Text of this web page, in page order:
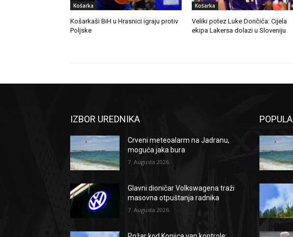
Košarka
Košarkaši BiH u Hrasnici igraju protiv
Poljske
Košarka
Veliki potez Luke Dončića: Cijela
ekipa Lakersa dolazi u Sloveniju
IZBOR UREDNIKA
Crveni meteoalarm na Jadranu,
moguća jaka bura
7. Augusta 2026.
Glavni dioničar Volkswagena traži
masovna otpuštanja radnika
7. Augusta 2026.